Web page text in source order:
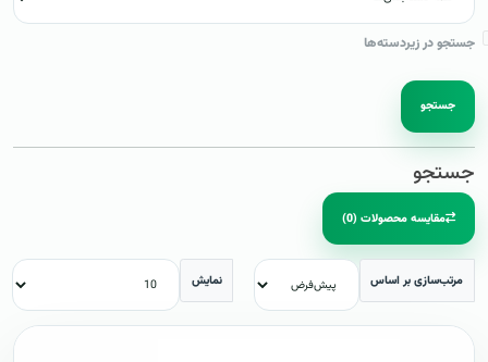
جستجو در زیردسته‌ها
جستجو
جستجو
مقایسه محصولات (0)
مرتب‌سازی بر اساس نمایش